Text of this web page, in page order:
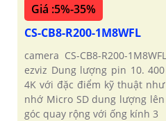
Giá :5%-35%
CS-CB8-R200-1M8WFL
camera CS-CB8-R200-
ezviz Dung lượng pin 10.
4K với đặc điểm kỹ thuật
nhớ Micro SD dung lượng
góc quay rộng với ống kính 3